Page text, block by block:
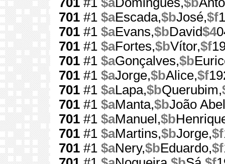
701 #1 $aEscada,$bJosé,$f
701 #1 $aEvans,$bDavid$4
701 #1 $aFortes,$bVítor,$f
701 #1 $aGonçalves,$b
701 #1 $aJorge,$bAlice,$f
701 #1 $aLapa,$bQuerubim,
701 #1 $aManta,$bJoão
701 #1 $aManuel,$b
701 #1 $aMartins,$bJorge,$f
701 #1 $aNery,$bEduardo,$f